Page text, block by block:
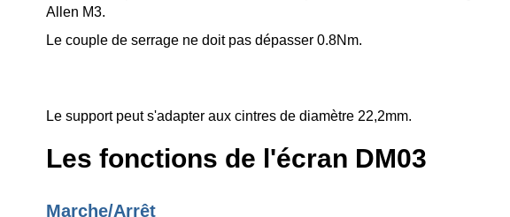
Allen M3.
Le couple de serrage ne doit pas dépasser 0.8Nm.
Le support peut s'adapter aux cintres de diamètre 22,2mm.
Les fonctions de l'écran DM03
Marche/Arrêt